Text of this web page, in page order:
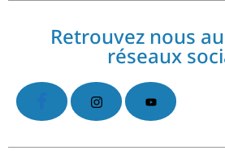
Retrouvez nous
réseaux